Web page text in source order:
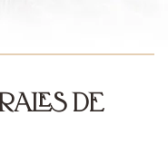
DE